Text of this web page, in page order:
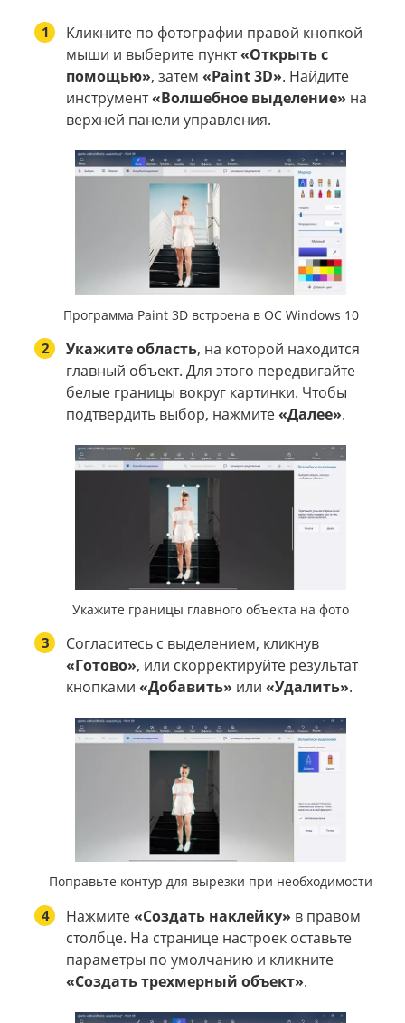
1
Кликните по фотографии правой кнопкой
мыши и выберите пункт«Открыть с
помощью», затем «Paint 3D». Найдите
инструмент«Волшебное выделение» на
верхней панели управления.
Программа Paint 3D встроена в ОС Windows 10
2 Укажите область, на которой находится
главный объект. Для этого передвигайте
белые границы вокруг картинки. Чтобы
подтвердить выбор, нажмите«Далее».
Укажите границы главного объекта на фото
3
Согласитесь с выделением, кликнув
«Готово», или скорректируйте результат
кнопками «Добавить» или «Удалить».
Поправьте контур для вырезки при необходимости
4 Нажмите«Создать наклейку» в правом
столбце. На странице настроек оставьте
параметры по умолчанию и кликните
«Создать трехмерный объект».